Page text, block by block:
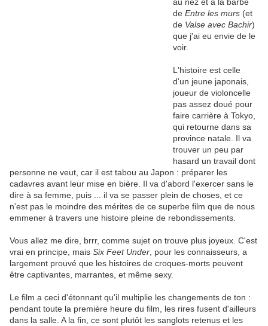
de Entre les murs (et
de Valse avec Bachir)
que j'ai eu envie de le
voir.
L'histoire est celle
d'un jeune japonais,
joueur de violoncelle
pas assez doué pour
faire carrière à Tokyo,
qui retourne dans sa
province natale. Il va
trouver un peu par
hasard un travail dont
personne ne veut, car il est tabou au Japon : préparer les
cadavres avant leur mise en bière. Il va d'abord l'exercer sans le
dire à sa femme, puis ... il va se passer plein de choses, et ce
n'est pas le moindre des mérites de ce superbe film que de nous
emmener à travers une histoire pleine de rebondissements.
Vous allez me dire, brrr, comme sujet on trouve plus joyeux. C'est
vrai en principe, mais Six Feet Under , pour les connaisseurs, a
largement prouvé que les histoires de croques-morts peuvent
être captivantes, marrantes, et même sexy.
Le film a ceci d'étonnant qu'il multiplie les changements de ton :
pendant toute la première heure du film, les rires fusent d'ailleurs
dans la salle. A la fin, ce sont plutôt les sanglots retenus et les